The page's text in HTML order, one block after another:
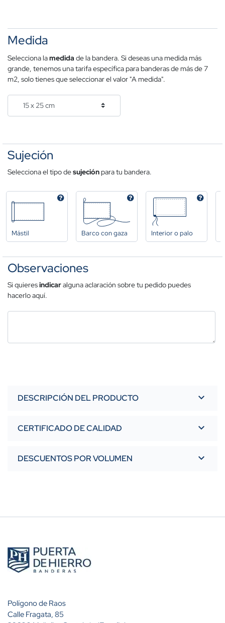
Medida
Selecciona lamedida de la bandera. Si deseas una medida más
grande, tenemos una tarifa específica para banderas de más de 7
m2, solo tienes que seleccionar el valor "A medida".
Sujeción
Selecciona el tipo desujeciónpara tu bandera.
Mástil Barco con gaza Interior o palo
Observaciones
Si quieresindicaralguna aclaración sobre tu pedido puedes
hacerlo aquí.
DESCRIPCIÓN DEL PRODUCTO
CERTIFICADO DE CALIDAD
DESCUENTOS POR VOLUMEN
Polígono de Raos
Calle Fragata, 85